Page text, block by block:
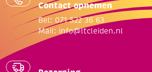
Contact opnemen
Bel: 071 522 36 63
Mail: info@ltcleiden.nl